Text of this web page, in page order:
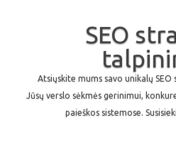
SEO
Atsiųskite mums savo unikalų
Jūsų verslo sėkmės gerinimui,
paieškos sistemose.